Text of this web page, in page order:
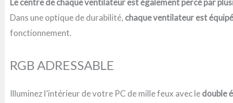
Le centre de chaque ventilateur est également percé par
Dans une optique de durabilité, chaque ventilateur est
fonctionnement.
RGB ADRESSABLE
Illuminez l’intérieur de votre PC de mille feux avec ledouble